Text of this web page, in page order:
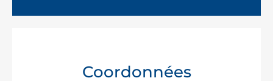
Coordonnées